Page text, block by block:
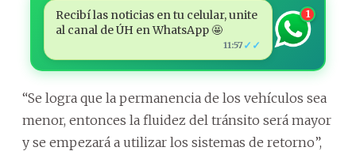
Recibí las noticias en tu celular, unite
al canal de ÚH en WhatsApp 🤩
11:57 ✓✓
1
“Se logra que la permanencia de los vehículos sea
menor, entonces la fluidez del tránsito será mayor
y se empezará a utilizar los sistemas de retorno”,